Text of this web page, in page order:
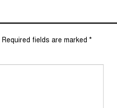
Required fields are marked *